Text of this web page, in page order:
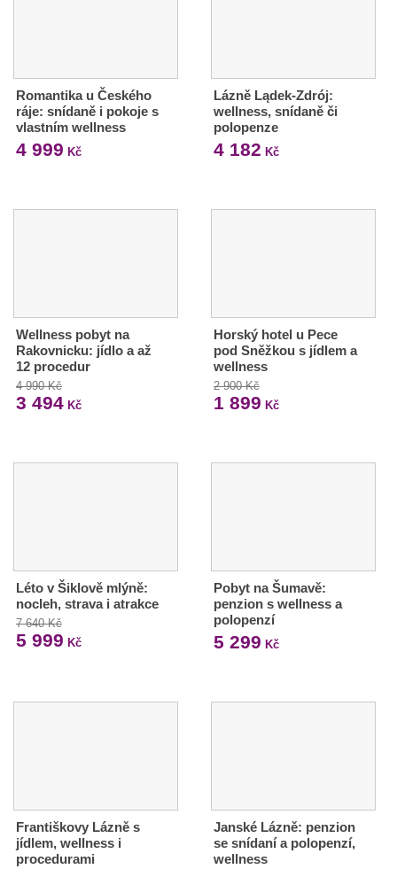
Romantika u Českého
ráje: snídaně i pokoje s
vlastním wellness
4 999 Kč
Lázně Lądek-Zdrój:
wellness, snídaně či
polopenze
4 182 Kč
Wellness pobyt na
Rakovnicku: jídlo a až
12 procedur
4 990 Kč
3 494 Kč
Horský hotel u Pece
pod Sněžkou s jídlem a
wellness
2 900 Kč
1 899 Kč
Léto v Šiklově mlýně:
nocleh, strava i atrakce
7 640 Kč
5 999 Kč
Pobyt na Šumavě:
penzion s wellness a
polopenzí
5 299 Kč
Františkovy Lázně s
jídlem, wellness i
procedurami
Janské Lázně: penzion
se snídaní a polopenzí,
wellness